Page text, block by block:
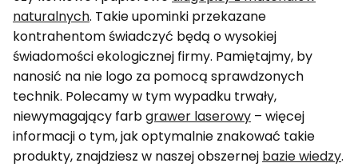
naturalnych. Takie upominki przekazane
kontrahentom świadczyć będą o wysokiej
świadomości ekologicznej firmy. Pamiętajmy, by
nanosić na nie logo za pomocą sprawdzonych
technik. Polecamy w tym wypadku trwały,
niewymagający farbgrawer laserowy – więcej
informacji o tym, jak optymalnie znakować takie
produkty, znajdziesz w naszej obszernej bazie wiedzy.